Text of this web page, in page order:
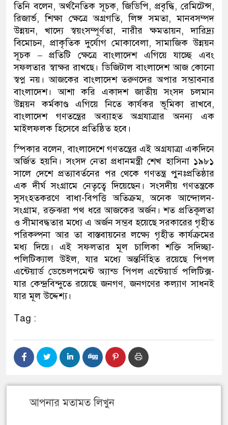
তিনি বলেন, অর্থনৈতিক সূচক, জিডিপি, প্রবৃদ্ধি, রেমিটেন্স,
রিজার্ভ, শিক্ষা ক্ষেত্রে অগ্রগতি, লিঙ্গ সমতা, মানবসম্পদ
উন্নয়ন, খাদ্যে স্বয়ংসম্পূর্ণতা, নারীর ক্ষমতায়ন, দারিদ্র্য
বিমোচন, প্রাকৃতিক দুর্যোগ মোকাবেলা, সামাজিক উন্নয়ন
সূচক – প্রতিটি ক্ষেত্রে বাংলাদেশ এগিয়ে যাচ্ছে এবং
সফলতার স্বাক্ষর রাখছে। ডিজিটাল বাংলাদেশ আজ কোনো
স্বপ্ন নয়। আজকের বাংলাদেশ তরুণদের অপার সম্ভাবনার
বাংলাদেশ। আশা করি একাদশ জাতীয় সংসদ চলমান
উন্নয়ন কর্মকাণ্ড এগিয়ে নিতে কার্যকর ভূমিকা রাখবে,
বাংলাদেশ গণতন্ত্রের অব্যাহত অগ্রযাত্রার অনন্য এক
মাইলফলক হিসেবে প্রতিষ্ঠিত হবে।
স্পিকার বলেন, বাংলাদেশে গণতন্ত্রের এই অগ্রযাত্রা একদিনে
অর্জিত হয়নি। সংসদ নেতা প্রধানমন্ত্রী শেখ হাসিনা ১৯৮১
সালে দেশে প্রত্যাবর্তনের পর থেকে গণতন্ত্র পুনঃপ্রতিষ্ঠার
এক দীর্ঘ সংগ্রামে নেতৃত্বে দিয়েছেন। সংসদীয় গণতন্ত্রকে
সুসংহতকরণে বাধা-বিপত্তি অতিক্রম, অনেক আন্দোলন-
সংগ্রাম, রক্তঝরা পথ ধরে আজকের অর্জন। শত প্রতিকূলতা
ও সীমাবদ্ধতার মধ্যে এ অর্জন সম্ভব হয়েছে সরকারের গৃহীত
পরিকল্পনা আর তা বাস্তবায়নের লক্ষ্যে গৃহীত কার্যক্রমের
মধ্য দিয়ে। এই সফলতার মূল চালিকা শক্তি সদিচ্ছা-
পলিটিক্যাল উইল, যার মধ্যে অন্তর্নিহিত রয়েছে পিপল
এন্টেয়ার্ড ডেভেলপমেন্ট অ্যান্ড পিপল এন্টেয়ার্ড পলিটিক্স-
যার কেন্দ্রবিন্দুতে রয়েছে জনগণ, জনগণের কল্যাণ সাধনই
যার মূল উদ্দেশ্য।
Tag :
আপনার মতামত লিখুন